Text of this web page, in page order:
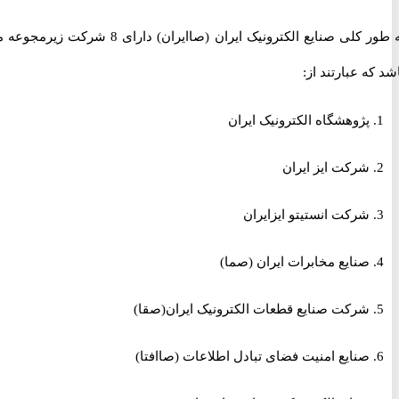
به طور کلی صنایع الکترونیک ایران (صاایران) دارای 8 شرکت زیرمجوعه می
عبارتند از:
پژوهشگاه الکترونیک ایران
شرکت ایز ایران
شرکت انستیتو ایزایران
صنایع مخابرات ایران (صما)
شرکت صنایع قطعات الکترونیک ایران(صقا)
صنایع امنیت فضای تبادل اطلاعات (صاافتا)